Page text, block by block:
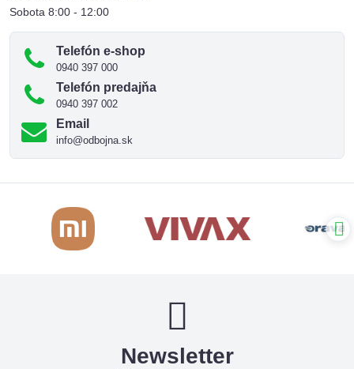
Sobota 8:00 - 12:00
Telefón e-shop
0940 397 000
Telefón predajňa
0940 397 002
Email
info@odbojna.sk
Newsletter